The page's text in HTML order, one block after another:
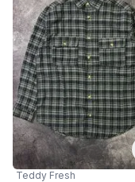
Teddy Fresh